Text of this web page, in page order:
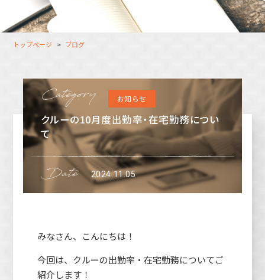
大分オフィス
長崎オフィス
福岡コネクトオフィス
松山オフィス
広島オフィス
高松オフィス
支援スタッフ（タレント） 募集
利用者（クルー）データ
トップページ ブログ
お知らせ
クルーの10月度出勤率・在宅勤務につい
て
2024.11.05
みなさん、こんにちは！
今回は、クルーの出勤率・在宅勤務についてご
紹介します！